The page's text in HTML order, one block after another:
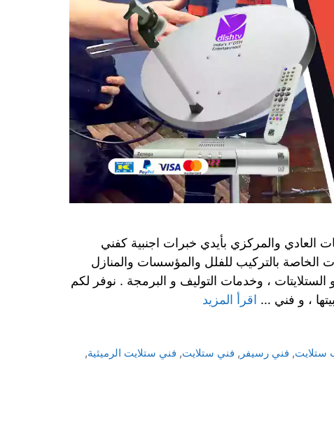
العادي والمركزي بأيدي خبرات اجنبية كفني
الخاصة بالتركيب للفلل والمؤسسات والمنازل
الستلايتات ، وخدمات التوليف و البرمجة . نوفر لكم
، و فني … اقرأ المزيد
ستلايت, فني رسيفر , فني ستلايت, فني ستلايت الرميثية,